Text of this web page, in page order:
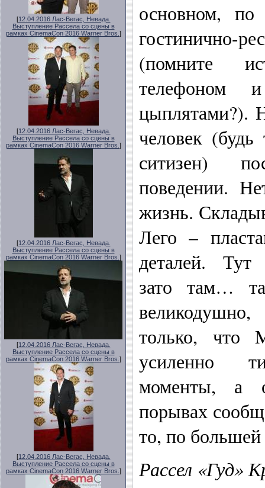
[12.04.2016 Лас-Вегас, Невада.
Выступление Рассела со сцены в
рамках CinemaCon 2016 Warner Bros. ]
[12.04.2016 Лас-Вегас, Невада.
Выступление Рассела со сцены в
рамках CinemaCon 2016 Warner Bros. ]
[12.04.2016 Лас-Вегас, Невада.
Выступление Рассела со сцены в
рамках CinemaCon 2016 Warner Bros. ]
[12.04.2016 Лас-Вегас, Невада.
Выступление Рассела со сцены в
рамках CinemaCon 2016 Warner Bros. ]
[12.04.2016 Лас-Вегас, Невада.
Выступление Рассела со сцены в
рамках CinemaCon 2016 Warner Bros. ]
основном,
гостинично-
(помните
телефоном
цыплятами?).
человек
ситизен)
поведении.
жизнь.
Лего –
деталей. Тут
зато там…
только, что
усиленно
моменты, а
порывах
то, по
Рассел «Гуд»